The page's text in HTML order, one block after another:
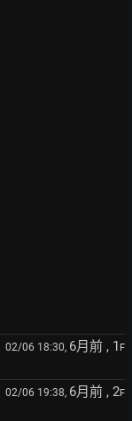
02/06 18:30, 6月前 , 1 F
02/06 19:38, 6月前 , 2F